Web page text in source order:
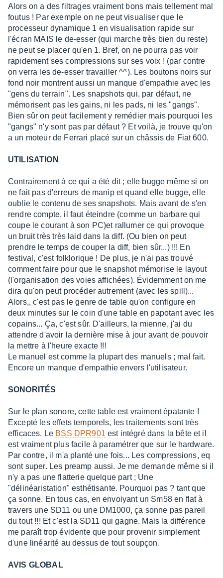
Alors on a des filtrages vraiment bons mais tellement mal
foutus ! Par exemple on ne peut visualiser que le
processeur dynamique 1 en visualisation rapide sur
l'écran MAIS le de-esser (qui marche très bien du reste)
ne peut se placer qu'en 1. Bref, on ne pourra pas voir
rapidement ses compressions sur ses voix ! (par contre
on verra les de-esser travailler ^^). Les boutons noirs sur
fond noir montrent aussi un manque d'empathie avec les
"gens du terrain". Les snapshots qui, par défaut, ne
mémorisent pas les gains, ni les pads, ni les "gangs".
Bien sûr on peut facilement y remédier mais pourquoi les
"gangs" n'y sont pas par défaut ? Et voilà, je trouve qu'on
a un moteur de Ferrari placé sur un châssis de Fiat 600.
UTILISATION
Contrairement à ce qui a été dit ; elle bugge même si on
ne fait pas d'erreurs de manip et quand elle bugge, elle
oublie le contenu de ses snapshots. Mais avant de s'en
rendre compte, il faut éteindre (comme un barbare qui
coupe le courant à son PC)et rallumer ce qui provoque
un bruit très très laid dans la diff. (Ou bien on peut
prendre le temps de couper la diff, bien sûr...) !!! En
festival, c'est folklorique ! De plus, je n'ai pas trouvé
comment faire pour que le snapshot mémorise le layout
(l'organisation des voies affichées). Évidemment on me
dira qu'on peut procéder autrement (avec les spill)...
Alors,, c'est pas le genre de table qu'on configure en
deux minutes sur le coin d'une table en papotant avec les
copains... Ça, c'est sûr. D'ailleurs, la mienne, j'ai du
attendre d'avoir la dernière mise à jour avant de pouvoir
la mettre à l'heure exacte !!!
Le manuel est comme la plupart des manuels ; mal fait.
Encore un manque d'empathie envers l'utilisateur.
SONORITÉS
Sur le plan sonore, cette table est vraiment épatante !
Excepté les effets temporels, les traitements sont très
efficaces. Le BSS DPR901 est intégré dans la bête et il
est vraiment plus facile à paramétrer que sur le hardware.
Par contre, il m'a planté une fois... Les compressions, eq
sont super. Les preamp aussi. Je me demande même si il
n'y a pas une flatterie quelque part ; Une
"délinéaristation" esthétisante. Pourquoi pas ? tant que
ça sonne. En tous cas, en envoiyant un Sm58 en flat à
travers une SD11 ou une DM1000, ça sonne pas pareil
du tout !!! Et c'est la SD11 qui gagne. Mais la différence
me paraît trop évidente que pour provenir simplement
d'une linéarité au dessus de tout soupçon.
AVIS GLOBAL